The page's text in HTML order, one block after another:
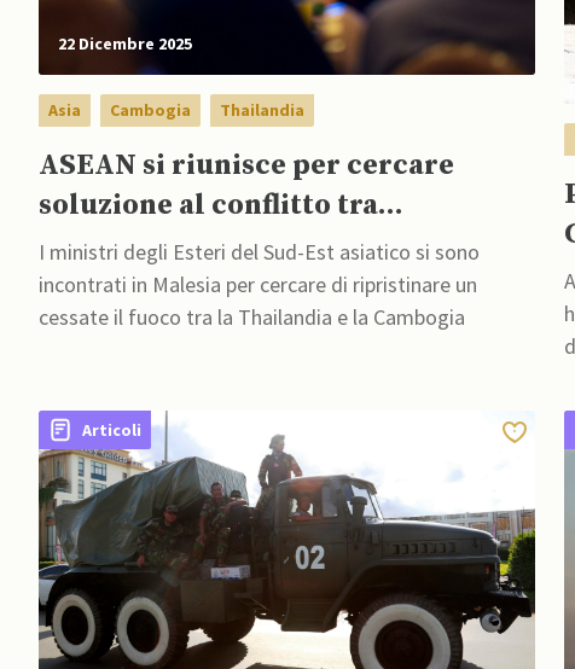
22 Dicembre 2025
Asia Cambogia Thailandia
ASEAN si riunisce per cercare
soluzione al conflitto tra
Thailandia e Cambogia
I ministri degli Esteri del Sud-Est asiatico si sono
incontrati in Malesia per cercare di ripristinare un
cessate il fuoco tra la Thailandia e la Cambogia
Articoli